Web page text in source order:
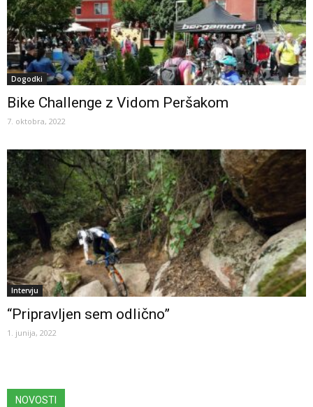
Dogodki
Bike Challenge z Vidom Peršakom
7. oktobra, 2022
Intervju
“Pripravljen sem odlično”
1. junija, 2022
NOVOSTI